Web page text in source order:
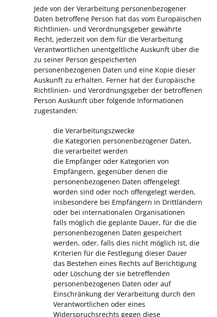
Jede von der Verarbeitung personenbezogener
Daten betroffene Person hat das vom Europäischen
Richtlinien- und Verordnungsgeber gewährte
Recht, jederzeit von dem für die Verarbeitung
Verantwortlichen unentgeltliche Auskunft über die
zu seiner Person gespeicherten
personenbezogenen Daten und eine Kopie dieser
Auskunft zu erhalten. Ferner hat der Europäische
Richtlinien- und Verordnungsgeber der betroffenen
Person Auskunft über folgende Informationen
zugestanden:
die Verarbeitungszwecke
die Kategorien personenbezogener Daten,
die verarbeitet werden
die Empfänger oder Kategorien von
Empfängern, gegenüber denen die
personenbezogenen Daten offengelegt
worden sind oder noch offengelegt werden,
insbesondere bei Empfängern in Drittländern
oder bei internationalen Organisationen
falls möglich die geplante Dauer, für die die
personenbezogenen Daten gespeichert
werden, oder, falls dies nicht möglich ist, die
Kriterien für die Festlegung dieser Dauer
das Bestehen eines Rechts auf Berichtigung
oder Löschung der sie betreffenden
personenbezogenen Daten oder auf
Einschränkung der Verarbeitung durch den
Verantwortlichen oder eines
Widerspruchsrechts gegen diese